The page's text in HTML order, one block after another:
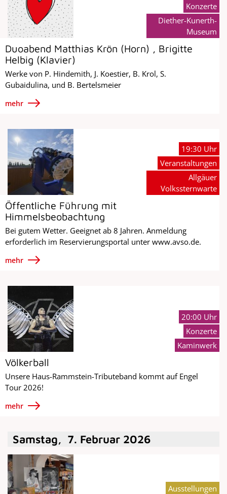
Duoabend Matthias Krön (Horn) , Brigitte
Helbig (Klavier)
Werke von P. Hindemith, J. Koestier, B. Krol, S.
Gubaidulina, und B. Bertelsmeier
mehr
Konzerte
Diether-Kunerth-
Museum
Öffentliche Führung mit
Himmelsbeobachtung
Bei gutem Wetter. Geeignet ab 8 Jahren. Anmeldung
erforderlich im Reservierungsportal unter www.avso.de.
mehr
19:30 Uhr
Veranstaltungen
Allgäuer
Volkssternwarte
Völkerball
Unsere Haus-Rammstein-Tributeband kommt auf Engel
Tour 2026!
mehr
20:00 Uhr
Konzerte
Kaminwerk
Samstag, 7. Februar 2026
Ausstellungen